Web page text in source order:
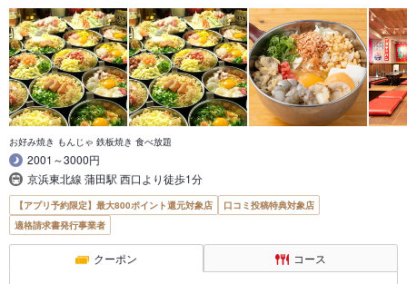
お好み焼き もんじゃ 鉄板焼き 食べ放題
2001～3000円
京浜東北線 蒲田駅 西口より徒歩1分
【アプリ予約限定】最大800ポイント還元対象店
口コミ投稿特典対象店
適格請求書発行事業者
クーポン コース